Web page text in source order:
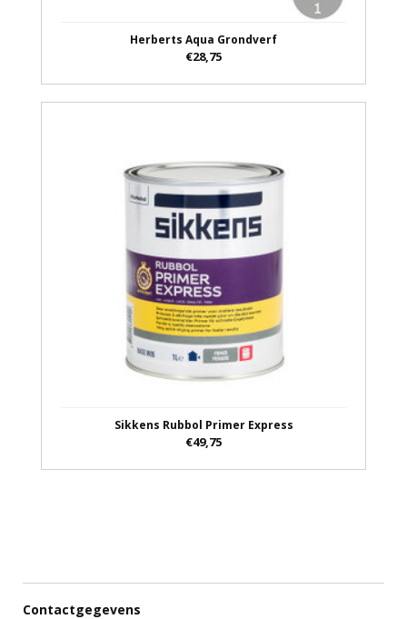
Herberts Aqua Grondverf
€28,75
Sikkens Rubbol Primer Express
€49,75
Contactgegevens